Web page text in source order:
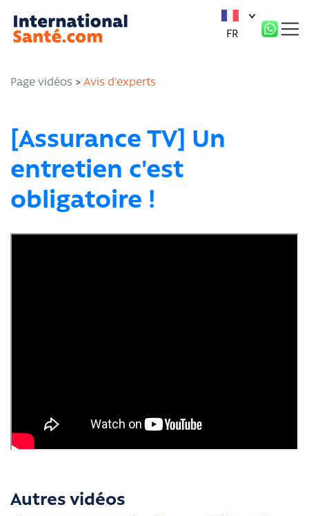
FR
Page vidéos > Avis d'experts
[Assurance TV] Un
entretien c'est
obligatoire !
Autres vidéos